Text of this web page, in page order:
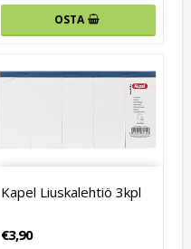
OSTA
Kapel Liuskalehtiö 3kpl
€3,90